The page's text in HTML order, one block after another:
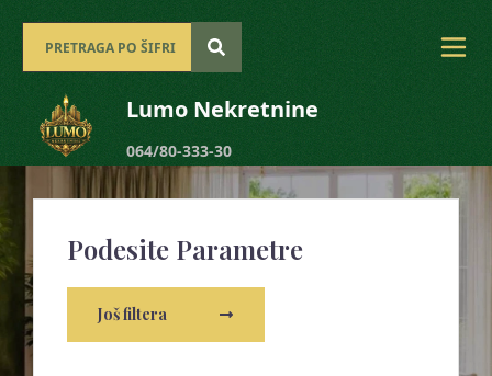
Lumo Nekretnine
064/80-333-30
Podesite Parametre
Još filtera